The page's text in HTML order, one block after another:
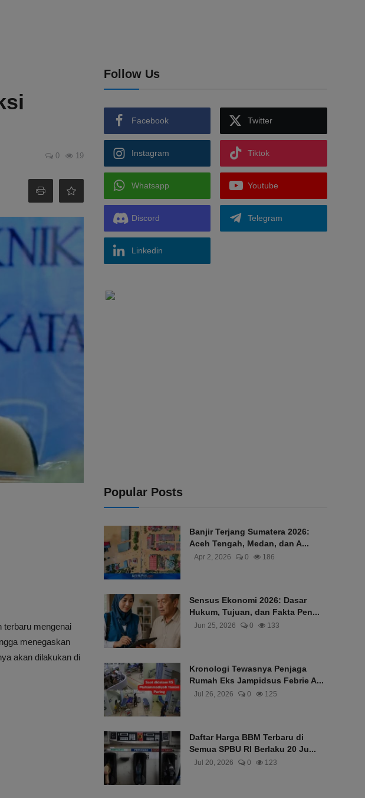
0 19
terbaru mengenai
menegaskan
akan dilakukan di
Follow Us
Facebook Twitter
Instagram Tiktok
Whatsapp Youtube
Discord Telegram
Linkedin
Popular Posts
Banjir Terjang Sumatera 2026:
Aceh Tengah, Medan, dan A...
Apr 2, 2026 0 186
Sensus Ekonomi 2026: Dasar
Hukum, Tujuan, dan Fakta Pen...
Jun 25, 2026 0 133
Kronologi Tewasnya Penjaga
Rumah Eks Jampidsus Febrie A...
Jul 26, 2026 0 125
Daftar Harga BBM Terbaru di
Semua SPBU RI Berlaku 20 Ju...
Jul 20, 2026 0 123